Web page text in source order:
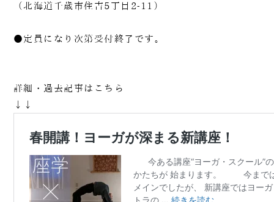
（北海道千歳市住吉5丁目2-11）
●定員になり次第受付終了です。
詳細・過去記事はこちら
↓↓